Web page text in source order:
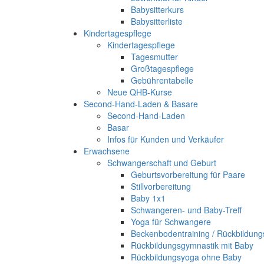
Babysitterkurs
Babysitterliste
Kindertagespflege
Kindertagespflege
Tagesmutter
Großtagespflege
Gebührentabelle
Neue QHB-Kurse
Second-Hand-Laden & Basare
Second-Hand-Laden
Basar
Infos für Kunden und Verkäufer
Erwachsene
Schwangerschaft und Geburt
Geburtsvorbereitung für Paare
Stillvorbereitung
Baby 1x1
Schwangeren- und Baby-Treff
Yoga für Schwangere
Beckenbodentraining /
Rückbildungsgymnastik mit Baby
Rückbildungsyoga ohne Baby